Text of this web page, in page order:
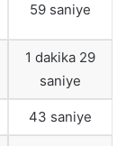
59 saniye
1 dakika 29
saniye
43 saniye